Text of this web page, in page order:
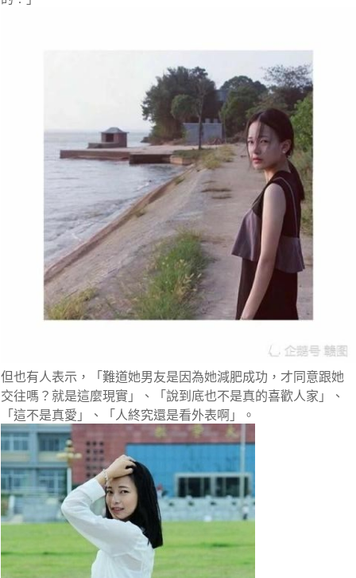
但也有人表示，
「難道她男友是因為她減肥成功，才同意跟她
交往嗎？就是這麼現實」
、「說到底也不是真的喜歡人家」、
「這不是真愛」、
「人終究還是看外表啊」 。